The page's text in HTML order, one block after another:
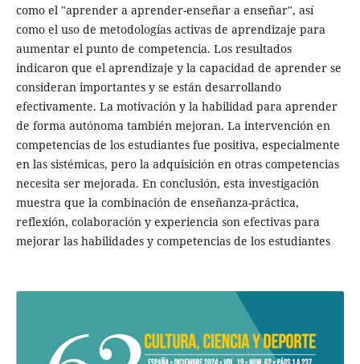
como el "aprender a aprender-enseñar a enseñar", así
como el uso de metodologías activas de aprendizaje para
aumentar el punto de competencia. Los resultados
indicaron que el aprendizaje y la capacidad de aprender se
consideran importantes y se están desarrollando
efectivamente. La motivación y la habilidad para aprender
de forma autónoma también mejoran. La intervención en
competencias de los estudiantes fue positiva, especialmente
en las sistémicas, pero la adquisición en otras competencias
necesita ser mejorada. En conclusión, esta investigación
muestra que la combinación de enseñanza-práctica,
reflexión, colaboración y experiencia son efectivas para
mejorar las habilidades y competencias de los estudiantes